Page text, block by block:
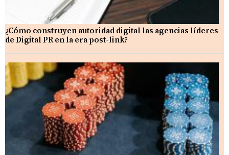
¿Cómo construyen autoridad digital las agencias líderes
de Digital PR en la era post-link?